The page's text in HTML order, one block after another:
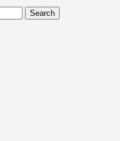
Search